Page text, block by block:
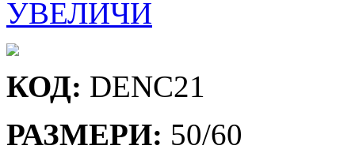
УВЕЛИЧИ
КОД: DENC21
РАЗМЕРИ: 50/60